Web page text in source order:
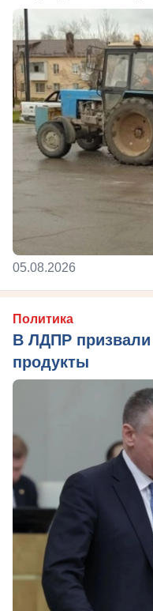
05.08.2026
Политика
В ЛДПР призвали
продукты